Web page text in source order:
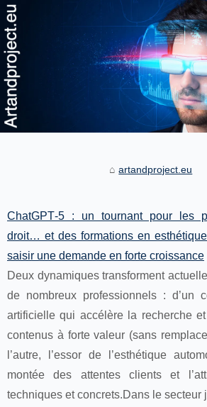
artandproject.eu
ChatGPT‑5 : un tournant pour les
droit… et des formations en
saisir une demande en forte croissance
Deux dynamiques transforment
de nombreux professionnels : d’un
artificielle qui accélère la recherche
contenus à forte valeur (sans
l’autre, l’essor de l’esthétique
montée des attentes clients et
techniques et concrets.Dans le secteur